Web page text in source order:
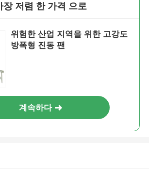
장 저렴 한 가격 으로
위험한 산업 지역을 위한 고강도
방폭형 진동 팬
계속하다